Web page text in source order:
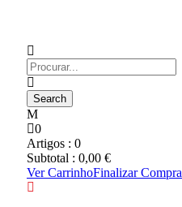
0
Artigos : 0
Subtotal : 0,00 €
Ver CarrinhoFinalizar Compra